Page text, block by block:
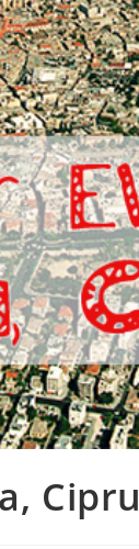
Cipru